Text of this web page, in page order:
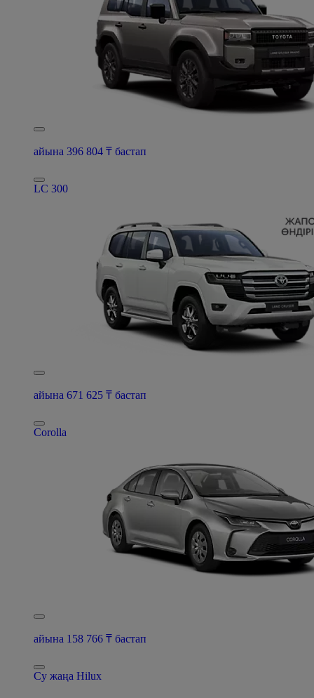
айына 396 804 ₸ бастап
LC 300
айына 671 625 ₸ бастап
Corolla
айына 158 766 ₸ бастап
Су жаңа Hilux